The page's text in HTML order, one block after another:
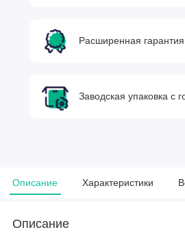
Расширенная
Заводская упаковка с
Описание Характеристики
Описание